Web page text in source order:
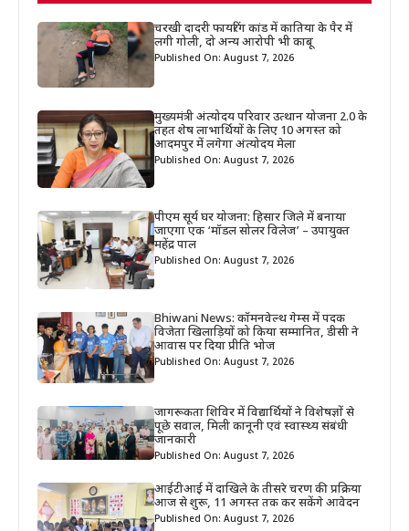
चरखी दादरी फायरिंग कांड में कातिया के पैर में
लगी गोली, दो अन्य आरोपी भी काबू
Published On: August 7, 2026
मुख्यमंत्री अंत्योदय परिवार उत्थान योजना 2.0 के
तहत शेष लाभार्थियों के लिए 10 अगस्त को
आदमपुर में लगेगा अंत्योदय मेला
Published On: August 7, 2026
पीएम सूर्य घर योजना: हिसार जिले में बनाया
जाएगा एक ‘मॉडल सोलर विलेज’ – उपायुक्त
महेंद्र पाल
Published On: August 7, 2026
Bhiwani News: कॉमनवेल्थ गेम्स में पदक
विजेता खिलाड़ियों को किया सम्मानित, डीसी ने
आवास पर दिया प्रीति भोज
Published On: August 7, 2026
जागरूकता शिविर में विद्यार्थियों ने विशेषज्ञों से
पूछे सवाल, मिली कानूनी एवं स्वास्थ्य संबंधी
जानकारी
Published On: August 7, 2026
आईटीआई में दाखिले के तीसरे चरण की प्रक्रिया
आज से शुरू, 11 अगस्त तक कर सकेंगे आवेदन
Published On: August 7, 2026